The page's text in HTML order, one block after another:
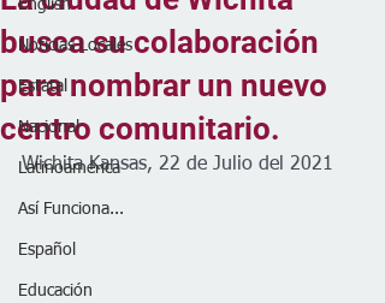
English
Noticias Locales
Estatal
Nacional
Latinoamérica
Así Funciona...
Español
Educación
busca su colaboración
para nombrar un nuevo
centro comunitario.
Wichita Kansas, 22 de Julio del 2021